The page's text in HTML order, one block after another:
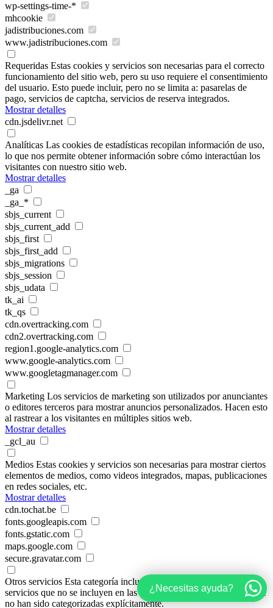
¿Necesitas ayuda?
wp-settings-time-*
mhcookie
jadistribuciones.com
www.jadistribuciones.com
Requeridas Estas cookies y servicios son necesarias para el correcto
funcionamiento del sitio web, pero su uso requiere el consentimiento
del usuario. Esto puede incluir, pero no se limita a: pasarelas de
pago, servicios de captcha, servicios de reserva integrados.
Mostrar detalles
cdn.jsdelivr.net
Analíticas Las cookies de estadísticas recopilan información de uso,
lo que nos permite obtener información sobre cómo interactúan los
visitantes con nuestro sitio web.
Mostrar detalles
_ga
_ga_*
sbjs_current
sbjs_current_add
sbjs_first
sbjs_first_add
sbjs_migrations
sbjs_session
sbjs_udata
tk_ai
tk_qs
cdn.overtracking.com
cdn2.overtracking.com
region1.google-analytics.com
www.google-analytics.com
www.googletagmanager.com
Marketing Los servicios de marketing son utilizados por anunciantes
o editores terceros para mostrar anuncios personalizados. Hacen esto
al rastrear a los visitantes en múltiples sitios web.
Mostrar detalles
_gcl_au
Medios Estas cookies y servicios son necesarias para mostrar ciertos
elementos de medios, como videos integrados, mapas, publicaciones
en redes sociales, etc.
Mostrar detalles
cdn.tochat.be
fonts.googleapis.com
fonts.gstatic.com
maps.google.com
secure.gravatar.com
Otros servicios Esta categoría incluye todas las cookies, dominios y
servicios que no se incluyen en las otras categorías específicas o que
no han sido categorizadas explícitamente.